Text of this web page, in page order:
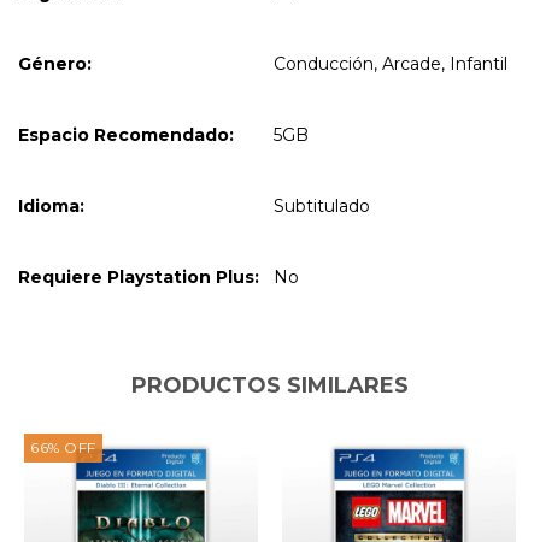
Género: Conducción, Arcade, Infantil
Espacio Recomendado: 5GB
Idioma: Subtitulado
Requiere Playstation Plus: No
PRODUCTOS SIMILARES
66% OFF